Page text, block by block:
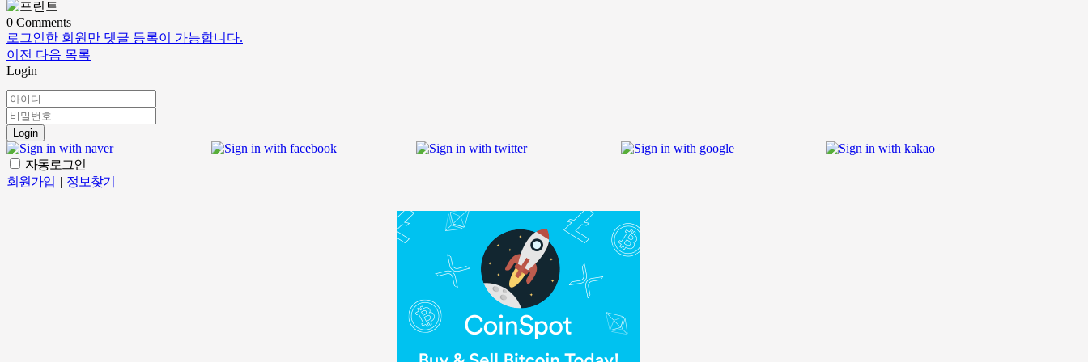
0 Comments
로그인한 회원만 댓글 등록이 가능합니다.
이전 다음 목록
Login
Login
자동로그인
회원가입 | 정보찾기